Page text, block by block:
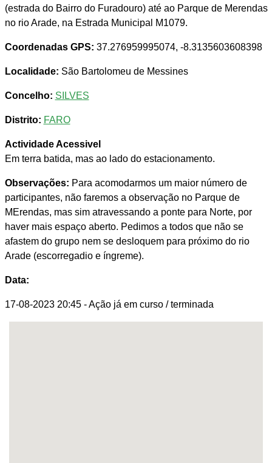
(estrada do Bairro do Furadouro) até ao Parque de Merendas
no rio Arade, na Estrada Municipal M1079.
Coordenadas GPS: 37.276959995074, -8.3135603608398
Localidade: São Bartolomeu de Messines
Concelho: SILVES
Distrito: FARO
Actividade Acessivel
Em terra batida, mas ao lado do estacionamento.
Observações: Para acomodarmos um maior número de
participantes, não faremos a observação no Parque de
MErendas, mas sim atravessando a ponte para Norte, por
haver mais espaço aberto. Pedimos a todos que não se
afastem do grupo nem se desloquem para próximo do rio
Arade (escorregadio e íngreme).
Data:
17-08-2023 20:45 - Ação já em curso / terminada